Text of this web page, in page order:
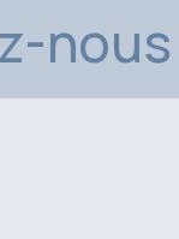
nous